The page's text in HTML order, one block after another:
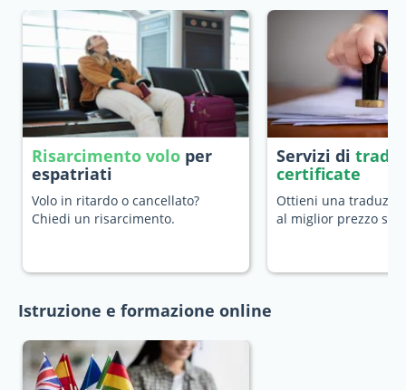
Risarcimento volo per
espatriati
Volo in ritardo o cancellato?
Chiedi un risarcimento.
Servizi di
certificate
Ottieni una
al miglior prezzo sul
Istruzione e formazione online